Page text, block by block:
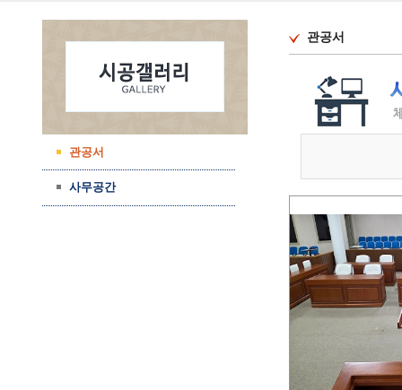
관공서
사무공간
관공서